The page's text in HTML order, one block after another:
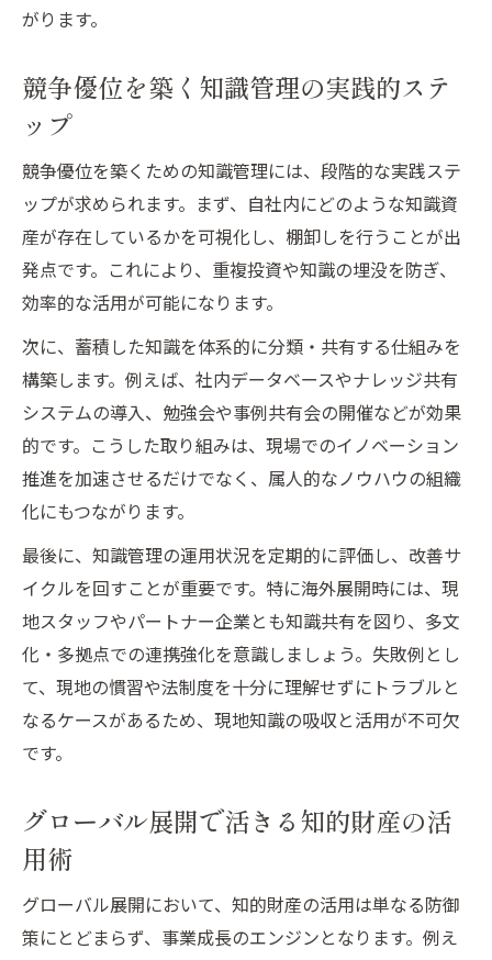
がります。
競争優位を築く知識管理の実践的ステ
ップ
競争優位を築くための知識管理には、段階的な実践ステ
ップが求められます。まず、自社内にどのような知識資
産が存在しているかを可視化し、棚卸しを行うことが出
発点です。これにより、重複投資や知識の埋没を防ぎ、
効率的な活用が可能になります。
次に、蓄積した知識を体系的に分類・共有する仕組みを
構築します。例えば、社内データベースやナレッジ共有
システムの導入、勉強会や事例共有会の開催などが効果
的です。こうした取り組みは、現場でのイノベーション
推進を加速させるだけでなく、属人的なノウハウの組織
化にもつながります。
最後に、知識管理の運用状況を定期的に評価し、改善サ
イクルを回すことが重要です。特に海外展開時には、現
地スタッフやパートナー企業とも知識共有を図り、多文
化・多拠点での連携強化を意識しましょう。失敗例とし
て、現地の慣習や法制度を十分に理解せずにトラブルと
なるケースがあるため、現地知識の吸収と活用が不可欠
です。
グローバル展開で活きる知的財産の活
用術
グローバル展開において、知的財産の活用は単なる防御
策にとどまらず、事業成長のエンジンとなります。例え